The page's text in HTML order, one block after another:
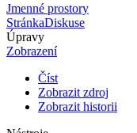
Jmenné prostory
StránkaDiskuse
Úpravy
Zobrazení
Číst
Zobrazit zdroj
Zobrazit historii